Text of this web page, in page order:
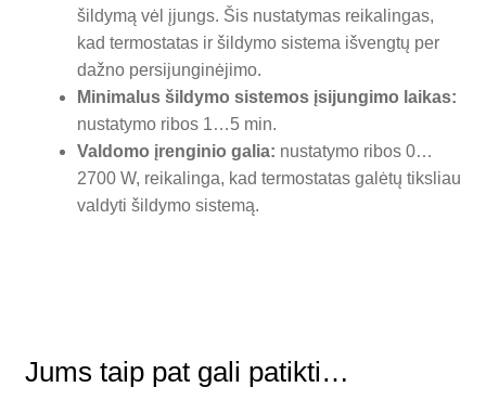
šildymą vėl įjungs. Šis nustatymas reikalingas,
kad termostatas ir šildymo sistema išvengtų per
dažno persijunginėjimo.
Minimalus šildymo sistemos įsijungimo laikas:
nustatymo ribos 1…5 min.
Valdomo įrenginio galia: nustatymo ribos 0…
2700 W, reikalinga, kad termostatas galėtų tiksliau
valdyti šildymo sistemą.
Jums taip pat gali patikti…